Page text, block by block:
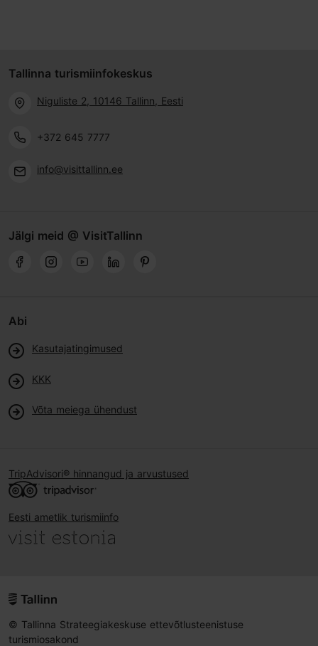
Tallinna turismiinfokeskus
Niguliste 2, 10146 Tallinn, Eesti
+372 645 7777
info@visittallinn.ee
Jälgi meid @ VisitTallinn
Abi
Kasutajatingimused
KKK
Võta meiega ühendust
TripAdvisori® hinnangud ja arvustused
Eesti ametlik turismiinfo
© Tallinna Strateegiakeskuse ettevõtlusteenistuse
turismiosakond